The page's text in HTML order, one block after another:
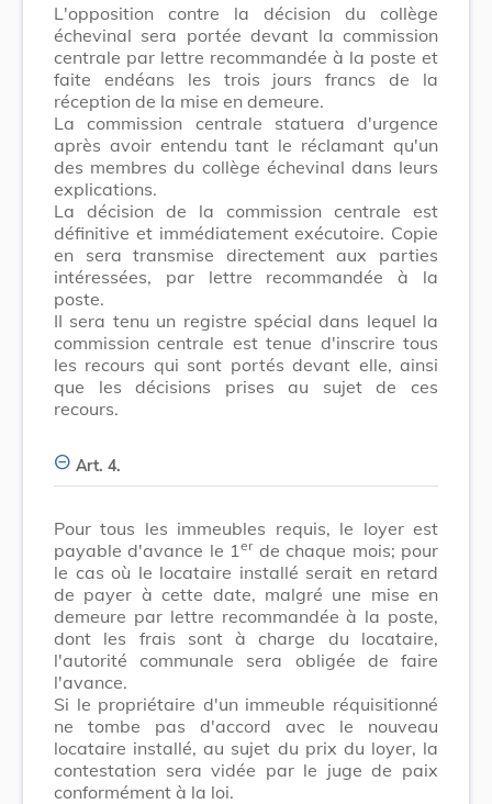
L'opposition contre la décision du collège
échevinal sera portée devant la commission
centrale par lettre recommandée à la poste et
faite endéans les trois jours francs de la
réception de la mise en demeure.
La commission centrale statuera d'urgence
après avoir entendu tant le réclamant qu'un
des membres du collège échevinal dans leurs
explications.
La décision de la commission centrale est
définitive et immédiatement exécutoire. Copie
en sera transmise directement aux parties
intéressées, par lettre recommandée à la
poste.
II sera tenu un registre spécial dans lequel la
commission centrale est tenue d'inscrire tous
les recours qui sont portés devant elle, ainsi
que les décisions prises au sujet de ces
recours.
Art. 4.
Pour tous les immeubles requis, le loyer est
payable d'avance le 1erde chaque mois; pour
le cas où le locataire installé serait en retard
de payer à cette date, malgré une mise en
demeure par lettre recommandée à la poste,
dont les frais sont à charge du locataire,
l'autorité communale sera obligée de faire
l'avance.
Si le propriétaire d'un immeuble réquisitionné
ne tombe pas d'accord avec le nouveau
locataire installé, au sujet du prix du loyer, la
contestation sera vidée par le juge de paix
conformément à la loi.